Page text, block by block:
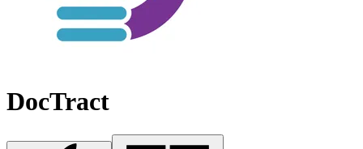
DocTract